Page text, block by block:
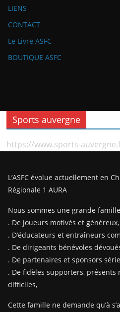
LIENS
CONTACT
Le Livre ASFC
BOUTIQUE ASFC
Sports auvergne
https://www.sports-
L’ASFC évolue actuellement en
Régionale 1 AURA
Nous sommes une grande
. De joueurs motivés et généreux,
. D’éducateurs et entraîneurs
. De dirigeants bénévoles
. De partenaires et sponsors
. De fidèles supporters, présents
difficiles,
Cette famille ne demande qu’à